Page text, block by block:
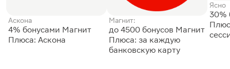
Аскона
4% бонусами Магнит
Плюса: Аскона
Магнит:
до 4500 бонусов Магнит
Плюса: за каждую
банковскую карту
Ясно
30%